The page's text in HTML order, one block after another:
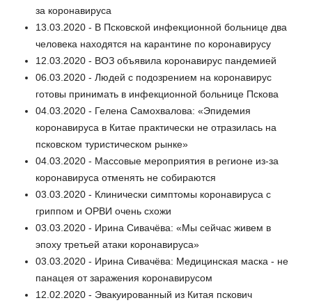
за коронавируса
13.03.2020 - В Псковской инфекционной больнице два
человека находятся на карантине по коронавирусу
12.03.2020 - ВОЗ объявила коронавирус пандемией
06.03.2020 - Людей с подозрением на коронавирус
готовы принимать в инфекционной больнице Пскова
04.03.2020 - Гелена Самохвалова: «Эпидемия
коронавируса в Китае практически не отразилась на
псковском туристическом рынке»
04.03.2020 - Массовые мероприятия в регионе из-за
коронавируса отменять не собираются
03.03.2020 - Клинически симптомы коронавируса с
гриппом и ОРВИ очень схожи
03.03.2020 - Ирина Сивачёва: «Мы сейчас живем в
эпоху третьей атаки коронавируса»
03.03.2020 - Ирина Сивачёва: Медицинская маска - не
панацея от заражения коронавирусом
12.02.2020 - Эвакуированный из Китая пскович